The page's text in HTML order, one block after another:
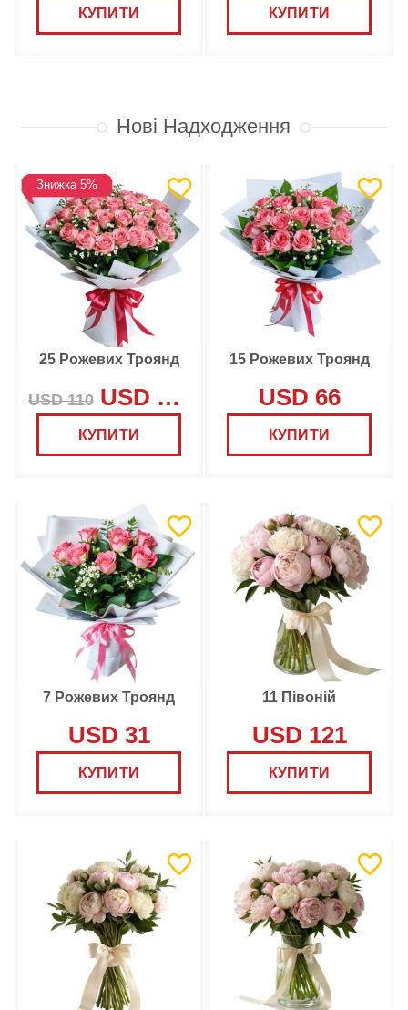
КУПИТИ КУПИТИ
Нові Надходження
Знижка 5%
25 Рожевих Троянд
USD 110 USD 105
КУПИТИ
15 Рожевих Троянд
USD 66
КУПИТИ
7 Рожевих Троянд
USD 31
КУПИТИ
11 Півоній
USD 121
КУПИТИ